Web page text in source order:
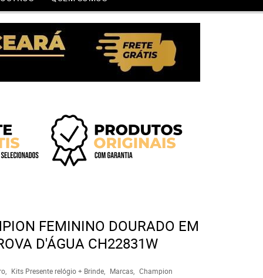
FEMININO DOURADO EM
D'ÁGUA CH22831W
Kits Presente relógio + Brinde Marcas Champion